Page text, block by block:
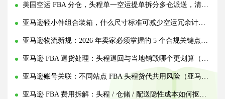
美国空运 FBA 分仓，头程单一空运提单拆分多仓派送，清关资料拆分填报规范（亚马逊卖家请注意）
亚马逊轻小件组合装箱，什么尺寸标准可减少空运冗余计费空间（亚马逊卖家请注意）
亚马逊物流新规：2026 年卖家必须掌握的 5 个合规关键点（亚马逊卖家请注意）
亚马逊 FBA 退货处理：头程退回与当地销毁哪个更划算（跨境电商卖家请注意）
亚马逊账号关联：不同站点 FBA 头程货代共用风险（亚马逊卖家请注意）
亚马逊 FBA 费用拆解：头程 / 仓储 / 配送隐性成本如何抠细节（亚马逊跨境电商卖家请注意）